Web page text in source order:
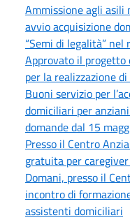
Ammissione agli asili
avvio acquisizione
“Semi di legalità” nel
Approvato il progetto
per la realizzazione
Buoni servizio per
domiciliari per
domande dal 15
Presso il Centro
gratuita per
Domani, presso il
incontro di
assistenti domiciliari